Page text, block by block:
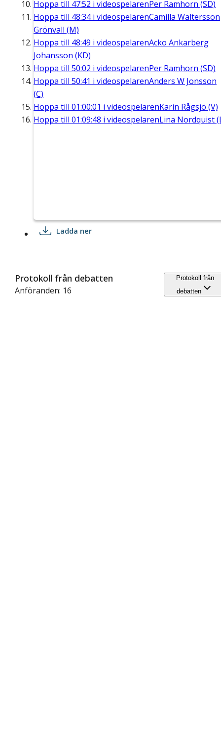
Hoppa till 47:52 i videospelarenPer Ramhorn (SD)
Hoppa till 48:34i videospelarenCamilla Waltersson
Grönvall (M)
Hoppa till 48:49 i videospelarenAcko Ankarberg
Johansson (KD)
Hoppa till 50:02 i videospelarenPer Ramhorn (SD)
Hoppa till 50:41 i videospelarenAnders W Jonsson
(C)
Hoppa till 01:00:01 i videospelarenKarin Rågsjö (V)
Hoppa till 01:09:48 i videospelarenLina Nordquist
Ladda ner
Protokoll från debatten
Anföranden: 16
Protokoll från
debatten